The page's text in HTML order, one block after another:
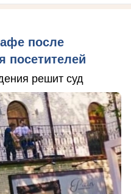
после
посетителей
решит суд